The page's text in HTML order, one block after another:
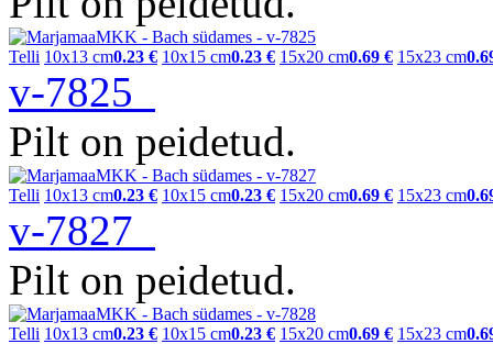
Telli 10x13 cm0.23 € 10x15 cm0.23 € 15x20 cm0.69 € 15x23 cm
v-7825
Pilt on peidetud.
Telli 10x13 cm0.23 € 10x15 cm0.23 € 15x20 cm0.69 € 15x23 cm
v-7827
Pilt on peidetud.
Telli 10x13 cm0.23 € 10x15 cm0.23 € 15x20 cm0.69 € 15x23 cm